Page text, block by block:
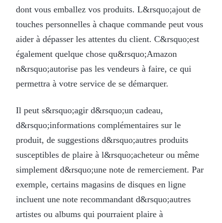
dont vous emballez vos produits. L&rsquo;ajout de
touches personnelles à chaque commande peut vous
aider à dépasser les attentes du client. C&rsquo;est
également quelque chose qu&rsquo;Amazon
n&rsquo;autorise pas les vendeurs à faire, ce qui
permettra à votre service de se démarquer.
Il peut s&rsquo;agir d&rsquo;un cadeau,
d&rsquo;informations complémentaires sur le
produit, de suggestions d&rsquo;autres produits
susceptibles de plaire à l&rsquo;acheteur ou même
simplement d&rsquo;une note de remerciement. Par
exemple, certains magasins de disques en ligne
incluent une note recommandant d&rsquo;autres
artistes ou albums qui pourraient plaire à